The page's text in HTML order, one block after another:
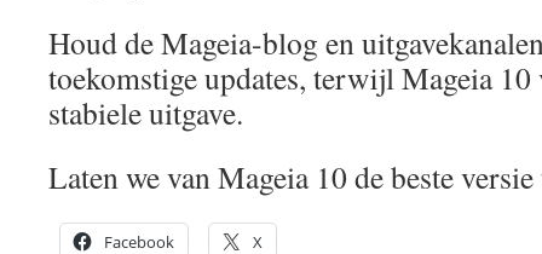
Houd de Mageia-blog en
toekomstige updates, terwijl Mageia 10
stabiele uitgave.
Laten we van Mageia 10 de beste
Facebook X